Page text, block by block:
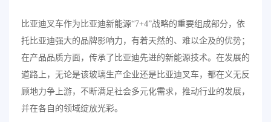
比亚迪叉车作为比亚迪新能源“7+4”战略的重要组成部分，依
托比亚迪强大的品牌影响力，有着天然的、难以企及的优势；
在产品品质方面，传承了比亚迪先进的新能源技术。在发展的
道路上，无论是该玻璃生产企业还是比亚迪叉车，都在义无反
顾地力争上游，不断满足社会多元化需求，推动行业的发展，
并在各自的领域绽放光彩。